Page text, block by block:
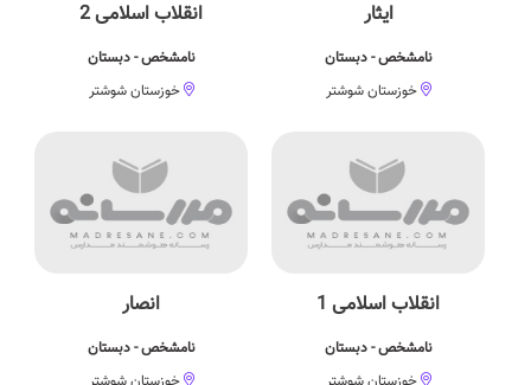
ایثار
نامشخص - دبستان
خوزستان شوشتر
انقلاب اسلامی 2
نامشخص - دبستان
خوزستان شوشتر
انقلاب اسلامی 1
نامشخص - دبستان
انصار
نامشخص - دبستان